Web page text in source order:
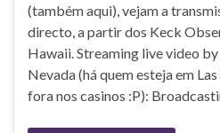
(também aqui), vejam a
directo, a partir dos Keck
Hawaii. Streaming live video by
Nevada (há quem esteja em
fora nos casinos :P):